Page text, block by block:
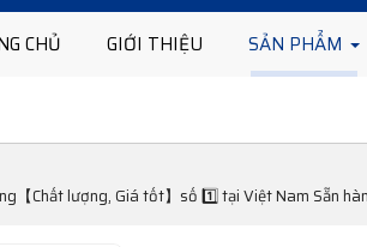
CHỦ GIỚI THIỆU SẢN PHẨM
【Chất lượng, Giá tốt】số 1️⃣ tại Việt Nam Sẵn